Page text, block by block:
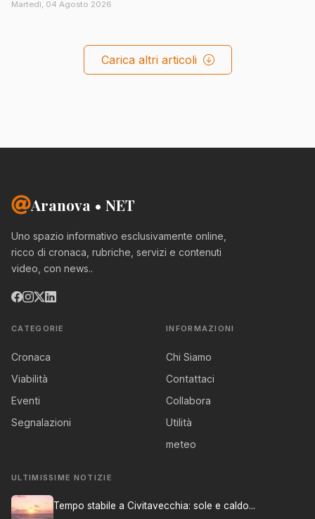
Martedì, 04 Agosto 2026
Carica altri articoli
Aranova • NET
Uno spazio informativo esclusivamente online,
ricco di cronaca, rubriche, servizi e contenuti
video, con news..
CATEGORIE
Cronaca
Viabilità
Eventi
Segnalazioni
INFORMAZIONI
Chi Siamo
Contattaci
Collabora
Utilità
meteo
ULTIMISSIME NOTIZIE
Tempo stabile a Civitavecchia: sole e caldo...